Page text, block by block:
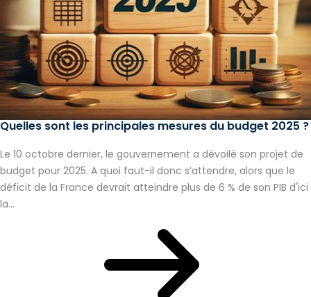
Quelles sont les principales mesures du budget 2025 ?
Le 10 octobre dernier, le gouvernement a dévoilé son projet de
budget pour 2025. A quoi faut-il donc s’attendre, alors que le
déficit de la France devrait atteindre plus de 6 % de son PIB d'ici
la...